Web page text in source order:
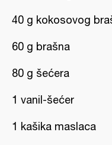
40 g kokosovog
60 g brašna
80 g šećera
1 vanil-šećer
1 kašika maslaca